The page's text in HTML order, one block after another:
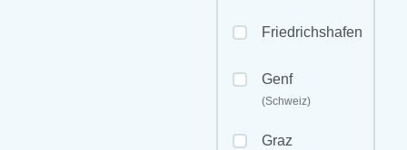
Friedrichshafen
Genf
(Schweiz)
Graz